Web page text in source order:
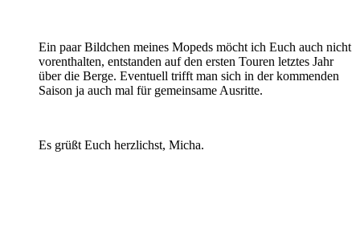
Ein paar Bildchen meines Mopeds möcht ich Euch auch nicht
vorenthalten, entstanden auf den ersten Touren letztes Jahr
über die Berge. Eventuell trifft man sich in der kommenden
Saison ja auch mal für gemeinsame Ausritte.
Es grüßt Euch herzlichst, Micha.